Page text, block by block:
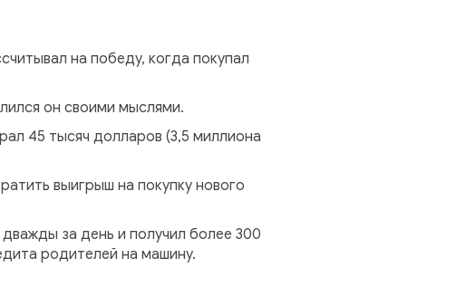
на победу, когда покупал
он своими мыслями.
45 тысяч долларов (3,5 миллиона
выигрыш на покупку нового
за день и получил более 300
родителей на машину.